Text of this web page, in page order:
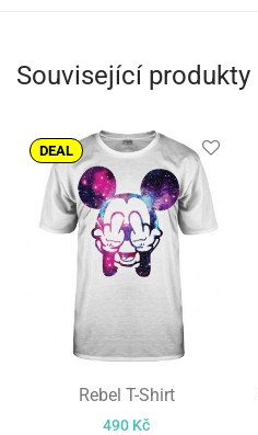
Související produkty
DEAL
Rebel T-Shirt
490 Kč